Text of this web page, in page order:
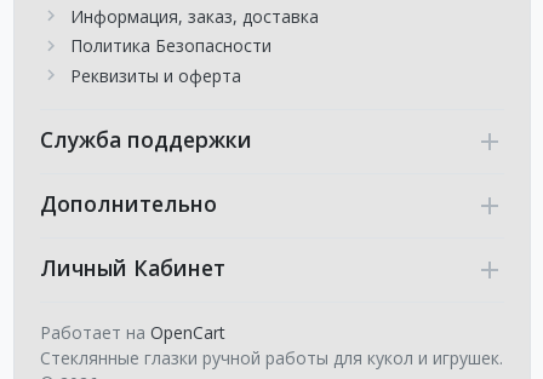
Информация, заказ, доставка
Политика Безопасности
Реквизиты и оферта
Служба поддержки
Дополнительно
Личный Кабинет
Работает на OpenCart
Стеклянные глазки ручной работы для кукол и игрушек.